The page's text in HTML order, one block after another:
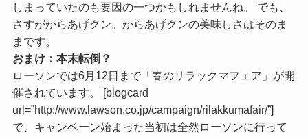
しまっていたのも要因の一つかもしれませんね。 でも、
さすがからあげクン。からあげクンの美味しさはそのま
まです。
おまけ：本末転倒？
ローソンでは6月12日まで「春のリラックマフェア」が開
催されています。 [blogcard
url=”http://www.lawson.co.jp/campaign/rilakkumafair/”]
で、キャンベーン始まった当初は全然ローソンに行って